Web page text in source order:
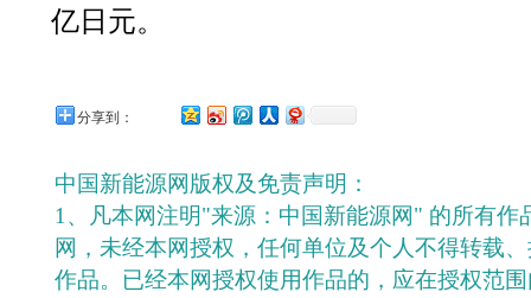
亿日元。
分享到：
中国新能源网版权及免责声明：
1、凡本网注明"来源：中国新能源网" 的所有作
网，未经本网授权，任何单位及个人不得转载
作品。已经本网授权使用作品的，应在授权范